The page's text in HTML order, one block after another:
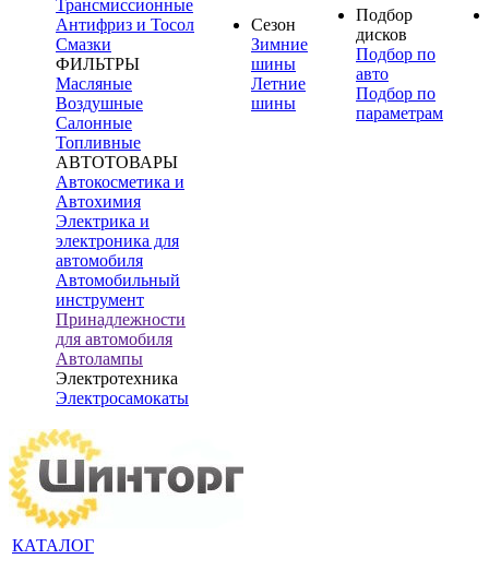
Трансмиссионные
Антифриз и Тосол
Смазки
ФИЛЬТРЫ
Масляные
Воздушные
Салонные
Топливные
АВТОТОВАРЫ
Автокосметика и
Автохимия
Электрика и
электроника для
автомобиля
Автомобильный
инструмент
Принадлежности
для автомобиля
Автолампы
Электротехника
Электросамокаты
Сезон
Зимние
шины
Летние
шины
Подбор
дисков
Подбор по
авто
Подбор по
параметрам
КАТАЛОГ